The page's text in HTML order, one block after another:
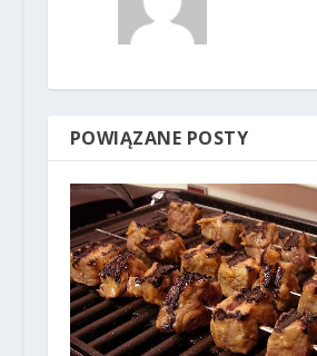
POWIĄZANE POSTY